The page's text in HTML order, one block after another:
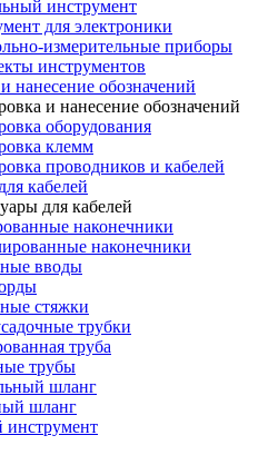
инструмент
для электроники
измерительные приборы
инструментов
нанесение обозначений
и нанесение обозначений
оборудования
клемм
проводников и кабелей
кабелей
для кабелей
наконечники
наконечники
вводы
стяжки
трубки
труба
трубы
шланг
шланг
инструмент